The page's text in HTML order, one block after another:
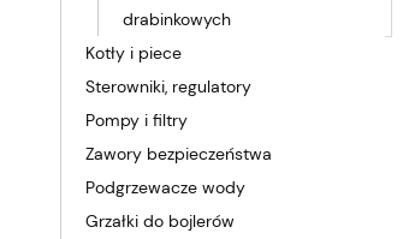
drabinkowych
Kotły i piece
Sterowniki, regulatory
Pompy i filtry
Zawory bezpieczeństwa
Podgrzewacze wody
Grzałki do bojlerów